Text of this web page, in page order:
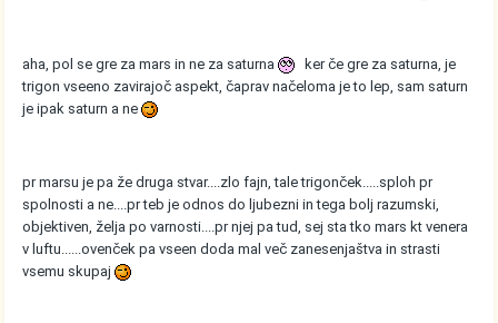
aha, pol se gre za mars in ne za saturna
ker če gre za saturna, je
trigon vseeno zavirajoč aspekt, čaprav načeloma je to lep, sam saturn
je ipak saturn a ne
pr marsu je pa že druga stvar....zlo fajn, tale trigonček.....sploh pr
spolnosti a ne....pr teb je odnos do ljubezni in tega bolj razumski,
objektiven, želja po varnosti....pr njej pa tud, sej sta tko mars kt venera
v luftu......ovenček pa vseen doda mal več zanesenjaštva in strasti
vsemu skupaj